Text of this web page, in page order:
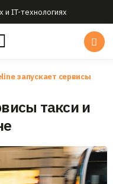
и IT-технологиях
запускает сервисы
такси и